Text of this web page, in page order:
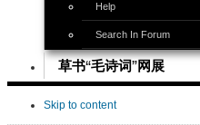
Help
Search In Forum
草书“毛诗词”网展
Skip to content